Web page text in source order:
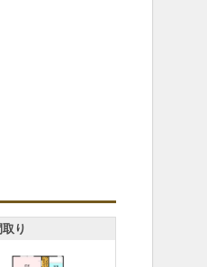
取り